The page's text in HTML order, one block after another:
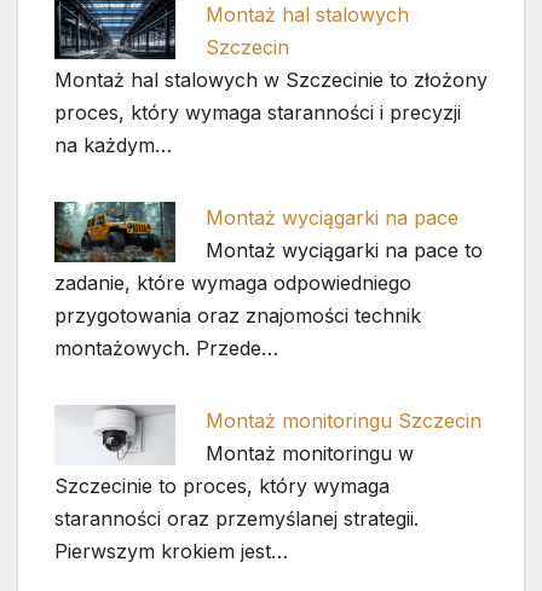
Montaż hal stalowych
Szczecin
Montaż hal stalowych w Szczecinie to złożony
proces, który wymaga staranności i precyzji
na każdym…
Montaż wyciągarki na pace
Montaż wyciągarki na pace to
zadanie, które wymaga odpowiedniego
przygotowania oraz znajomości technik
montażowych. Przede…
Montaż monitoringu Szczecin
Montaż monitoringu w
Szczecinie to proces, który wymaga
staranności oraz przemyślanej strategii.
Pierwszym krokiem jest…